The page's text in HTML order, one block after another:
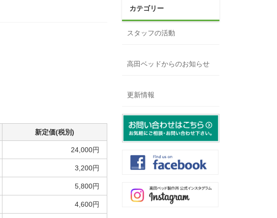
新定価(税別)
24,000円
3,200円
5,800円
4,600円
カテゴリー
スタッフの活動
高田ベッドからのお知らせ
更新情報